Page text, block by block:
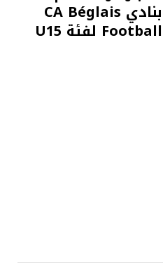
بنادي CA Béglais
Football لفئة U15